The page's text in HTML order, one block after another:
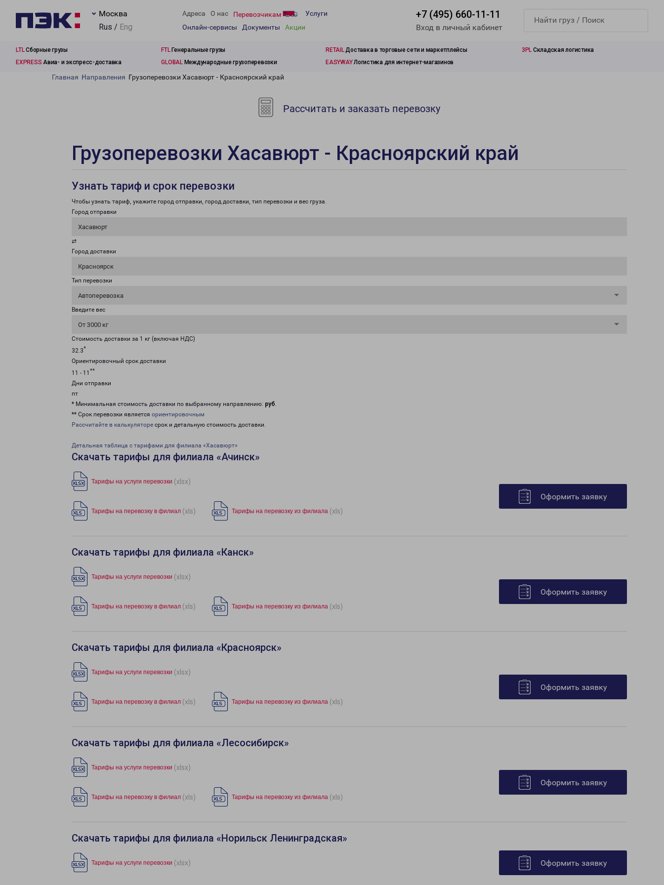
Москва
Rus / Eng
Адреса О нас Перевозчикам
Услуги
Онлайн-сервисы
Документы Акции
+7 (495) 660-11-11
Вход в личный кабинет
LTLСборные грузы FTLГенеральные грузы RETAILДоставка в торговые сети и маркетплейсы 3PL Складская логистика
EXPRESS Авиа- и экспресс-доставка GLOBALМеждународные грузоперевозки EASYWAYЛогистика для интернет-магазинов
Главная Направления Грузоперевозки Хасавюрт - Красноярский край
Рассчитать и заказать перевозку
Грузоперевозки Хасавюрт - Красноярский край
Узнать тариф и срок перевозки
Чтобы узнать тариф, укажите город отправки, город доставки, тип перевозки и вес груза.
Город отправки
Хасавюрт
⇄
Город доставки
Красноярск
Тип перевозки
Автоперевозка
Введите вес
От 3000 кг
Стоимость доставки за 1 кг (включая НДС)
32.3*
Ориентировочный срок доставки
11 - 11 **
Дни отправки
пт
* Минимальная стоимость доставки по выбранному направлению: руб.
** Срок перевозки является ориентировочным
Рассчитайте в калькуляторе срок и детальную стоимость доставки.
Детальная таблица с тарифами для филиала «Хасавюрт»
Скачать тарифы для филиала «Ачинск»
Тарифы на услуги перевозки (xlsx)
Тарифы на перевозку в филиал (xls) Тарифы на перевозку из филиала (xls)
Оформить заявку
Скачать тарифы для филиала «Канск»
Тарифы на услуги перевозки (xlsx)
Тарифы на перевозку в филиал (xls) Тарифы на перевозку из филиала (xls)
Оформить заявку
Скачать тарифы для филиала «Красноярск»
Тарифы на услуги перевозки (xlsx)
Тарифы на перевозку в филиал (xls) Тарифы на перевозку из филиала (xls)
Оформить заявку
Скачать тарифы для филиала «Лесосибирск»
Тарифы на услуги перевозки (xlsx)
Тарифы на перевозку в филиал (xls) Тарифы на перевозку из филиала (xls)
Оформить заявку
Скачать тарифы для филиала «Норильск Ленинградская»
Тарифы на услуги перевозки (xlsx) Оформить заявку